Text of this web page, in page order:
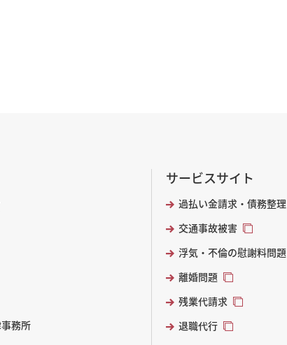
務所
サービスサイト
過払い金請求・債務整理
交通事故被害
浮気・不倫の慰謝料問題
離婚問題
残業代請求
退職代行